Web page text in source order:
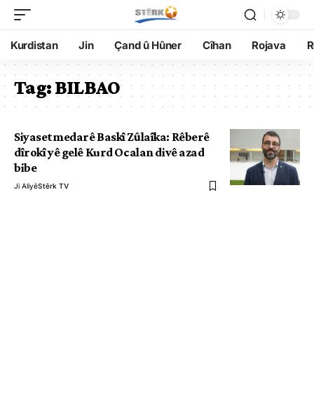
Kurdistan Jin Çand û Hûner Cîhan Rojava
Tag:BILBAO
Siyasetmedarê Baskî Zûlaîka: Rêberê
dîrokî yê gelê Kurd Ocalan divê azad
bibe
Ji AliyêStêrk TV